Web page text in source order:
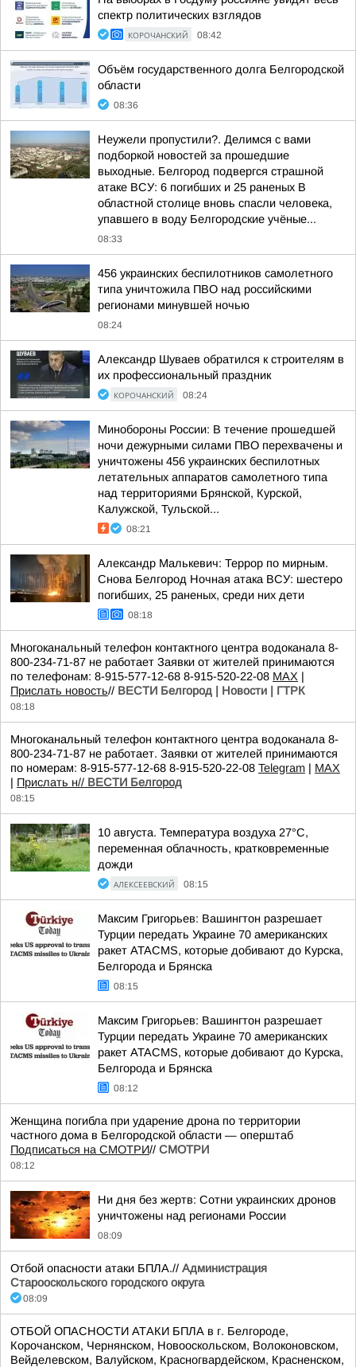
спектр политических взглядов
КОРОЧАНСКИЙ 08:42
Объём государственного долга Белгородской
области
08:36
Неужели пропустили?. Делимся с вами
подборкой новостей за прошедшие
выходные. Белгород подвергся страшной
атаке ВСУ: 6 погибших и 25 раненых В
областной столице вновь спасли человека,
упавшего в воду Белгородские учёные...
08:33
456 украинских беспилотников самолетного
типа уничтожила ПВО над российскими
регионами минувшей ночью
08:24
Александр Шуваев обратился к строителям в
их профессиональный праздник
КОРОЧАНСКИЙ 08:24
Минобороны России: В течение прошедшей
ночи дежурными силами ПВО перехвачены и
уничтожены 456 украинских беспилотных
летательных аппаратов самолетного типа
над территориями Брянской, Курской,
Калужской, Тульской...
08:21
Александр Малькевич: Террор по мирным.
Снова Белгород Ночная атака ВСУ: шестеро
погибших, 25 раненых, среди них дети
08:18
Многоканальный телефон контактного центра водоканала 8-
800-234-71-87 не работает Заявки от жителей принимаются
по телефонам: 8-915-577-12-68 8-915-520-22-08 МАХ |
Прислать новость// ВЕСТИ Белгород | Новости | ГТРК
08:18
Многоканальный телефон контактного центра водоканала 8-
800-234-71-87 не работает. Заявки от жителей принимаются
по номерам: 8-915-577-12-68 8-915-520-22-08 Telegram | MAX
| Прислать н// ВЕСТИ Белгород
08:15
10 августа. Температура воздуха 27°C,
переменная облачность, кратковременные
дожди
АЛЕКСЕЕВСКИЙ 08:15
Максим Григорьев: Вашингтон разрешает
Турции передать Украине 70 американских
ракет ATACMS, которые добивают до Курска,
Белгорода и Брянска
08:15
Максим Григорьев: Вашингтон разрешает
Турции передать Украине 70 американских
ракет ATACMS, которые добивают до Курска,
Белгорода и Брянска
08:12
Женщина погибла при ударение дрона по территории
частного дома в Белгородской области — оперштаб
Подписаться на СМОТРИ// СМОТРИ
08:12
Ни дня без жертв: Сотни украинских дронов
уничтожены над регионами России
08:09
Отбой опасности атаки БПЛА.// Администрация
Старооскольского городского округа
08:09
ОТБОЙ ОПАСНОСТИ АТАКИ БПЛА в г. Белгороде,
Корочанском, Чернянском, Новооскольском, Волоконовском,
Вейделевском, Валуйском, Красногвардейском, Красненском,